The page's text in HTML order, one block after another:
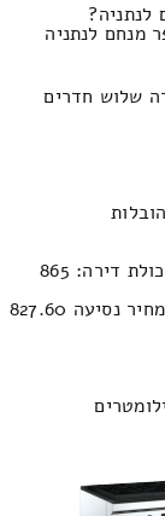
מנחם לנתניה
שלוש חדרים
נפח חפצים במשאית : 21.97м³ | משקל תכולת דירה: 865
זמן נסיעה בין ערים 1 שעות , 4 דקות / מחיר נסיעה 827.60